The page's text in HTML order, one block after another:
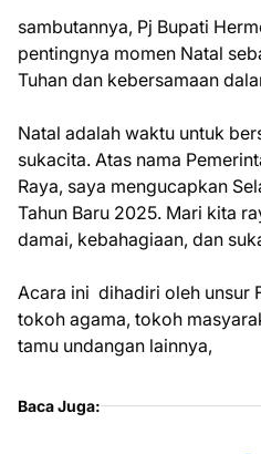
sambutannya, Pj Bupati
pentingnya momen Natal
Tuhan dan kebersamaan
Natal adalah waktu untuk
sukacita. Atas nama
Raya, saya mengucapkan
Tahun Baru 2025. Mari kita
damai, kebahagiaan, dan
Acara ini dihadiri oleh unsur
tokoh agama, tokoh
tamu undangan lainnya,
Baca Juga: